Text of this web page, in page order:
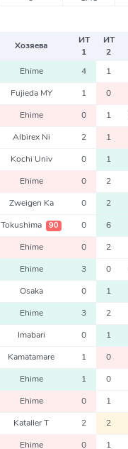
Хозяева
ИТ
1
ИТ
2
Ehime 4 1
Fujieda MY 1 0
Ehime 0 1
Albirex Ni 2 1
Kochi Univ 0 1
Ehime 0 2
Zweigen Ka 0 2
Tokushima 90 0 6
Ehime 0 2
Ehime 3 0
Osaka 0 1
Ehime 3 2
Imabari 0 1
Kamatamare 1 0
Ehime 1 0
Ehime 0 1
Kataller T 2 2
Ehime 0 1